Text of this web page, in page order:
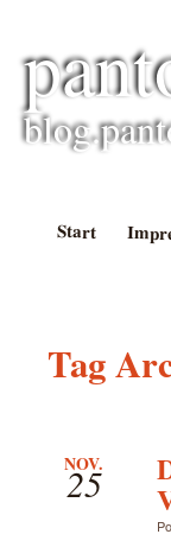
Start
Tag
NOV.
25